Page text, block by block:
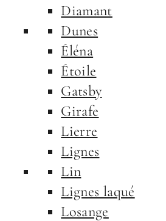
Diamant
Dunes
Éléna
Étoile
Gatsby
Girafe
Lierre
Lignes
Lin
Lignes laqué
Losange